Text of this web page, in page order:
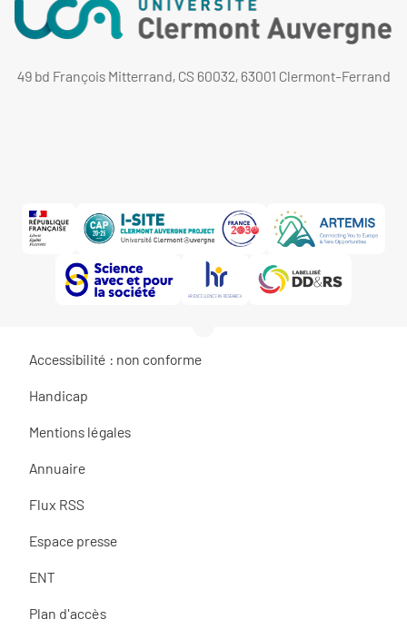
49 bd François Mitterrand, CS 60032, 63001 Clermont-Ferrand
Accessibilité : non conforme
Handicap
Mentions légales
Annuaire
Flux RSS
Espace presse
ENT
Plan d'accès